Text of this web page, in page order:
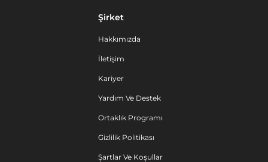
Şirket
Hakkımızda
İletişim
Kariyer
Yardım Ve Destek
Ortaklık Programı
Gizlilik Politikası
Şartlar Ve Koşullar